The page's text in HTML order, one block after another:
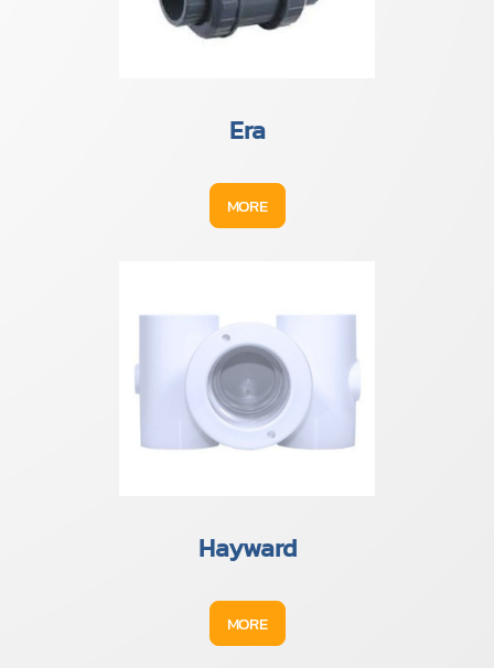
Era
MORE
Hayward
MORE